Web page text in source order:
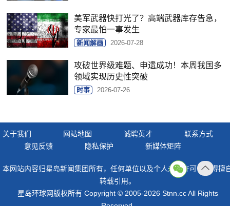
美军武器快打光了？高端武器库存告急，
专家最怕一事发生
新闻解画 2026-07-28
攻破世界级难题、申遗成功！本周我国多
领域实现历史性突破
时事 2026-07-26
关于我们 网站地图 诚聘英才
联系方式
意见反馈
隐私保护 新媒体矩阵
本网站内容归星岛新闻集团所有，任何单位以及个人未经许可，不得擅
转载引用。
星岛环球网版权所有 Copyright © 2005-2026 Stnn.cc All Rights
顶部